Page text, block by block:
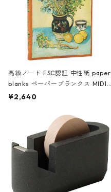
高級ノート FSC認証 中性紙 paper
blanks ペーパーブランクス MIDI
ハードカバー 罫線 ヴァン・ゴッホ
¥2,640